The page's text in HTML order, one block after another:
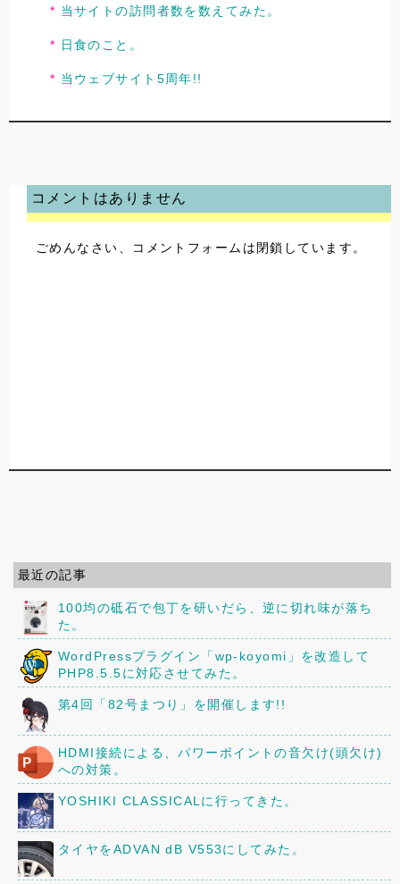
当サイトの訪問者数を数えてみた。
日食のこと。
当ウェブサイト5周年!!
コメントはありません
ごめんなさい、コメントフォームは閉鎖しています。
最近の記事
100均の砥石で包丁を研いだら、逆に切れ味が落ち
た。
WordPressプラグイン「wp-koyomi」を改造して
PHP8.5.5に対応させてみた。
第4回「82号まつり」を開催します!!
HDMI接続による、パワーポイントの音欠け(頭欠け)
への対策。
YOSHIKI CLASSICALに行ってきた。
タイヤをADVAN dB V553にしてみた。